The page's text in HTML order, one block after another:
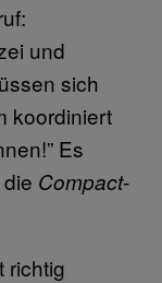
und
sich
koordiniert
Es
Compact-
richtig